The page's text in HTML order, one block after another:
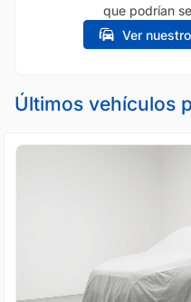
que podrían
Ver
Últimos vehículos